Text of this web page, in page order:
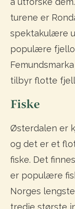
turene er
spektakulære
populære
tilbyr flotte
Fiske
Østerdalen er
og det er et
fiske. Det
er populære
Norges
tredje største